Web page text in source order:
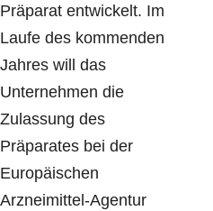
Präparat entwickelt. Im
Laufe des kommenden
Jahres will das
Unternehmen die
Zulassung des
Präparates bei der
Europäischen
Arzneimittel-Agentur